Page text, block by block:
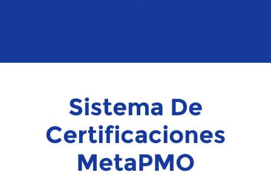
Sistema De
Certificaciones
MetaPMO